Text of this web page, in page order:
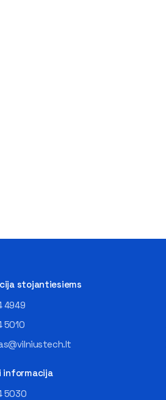
stojantiesiems
4949
5010
informacija
5030